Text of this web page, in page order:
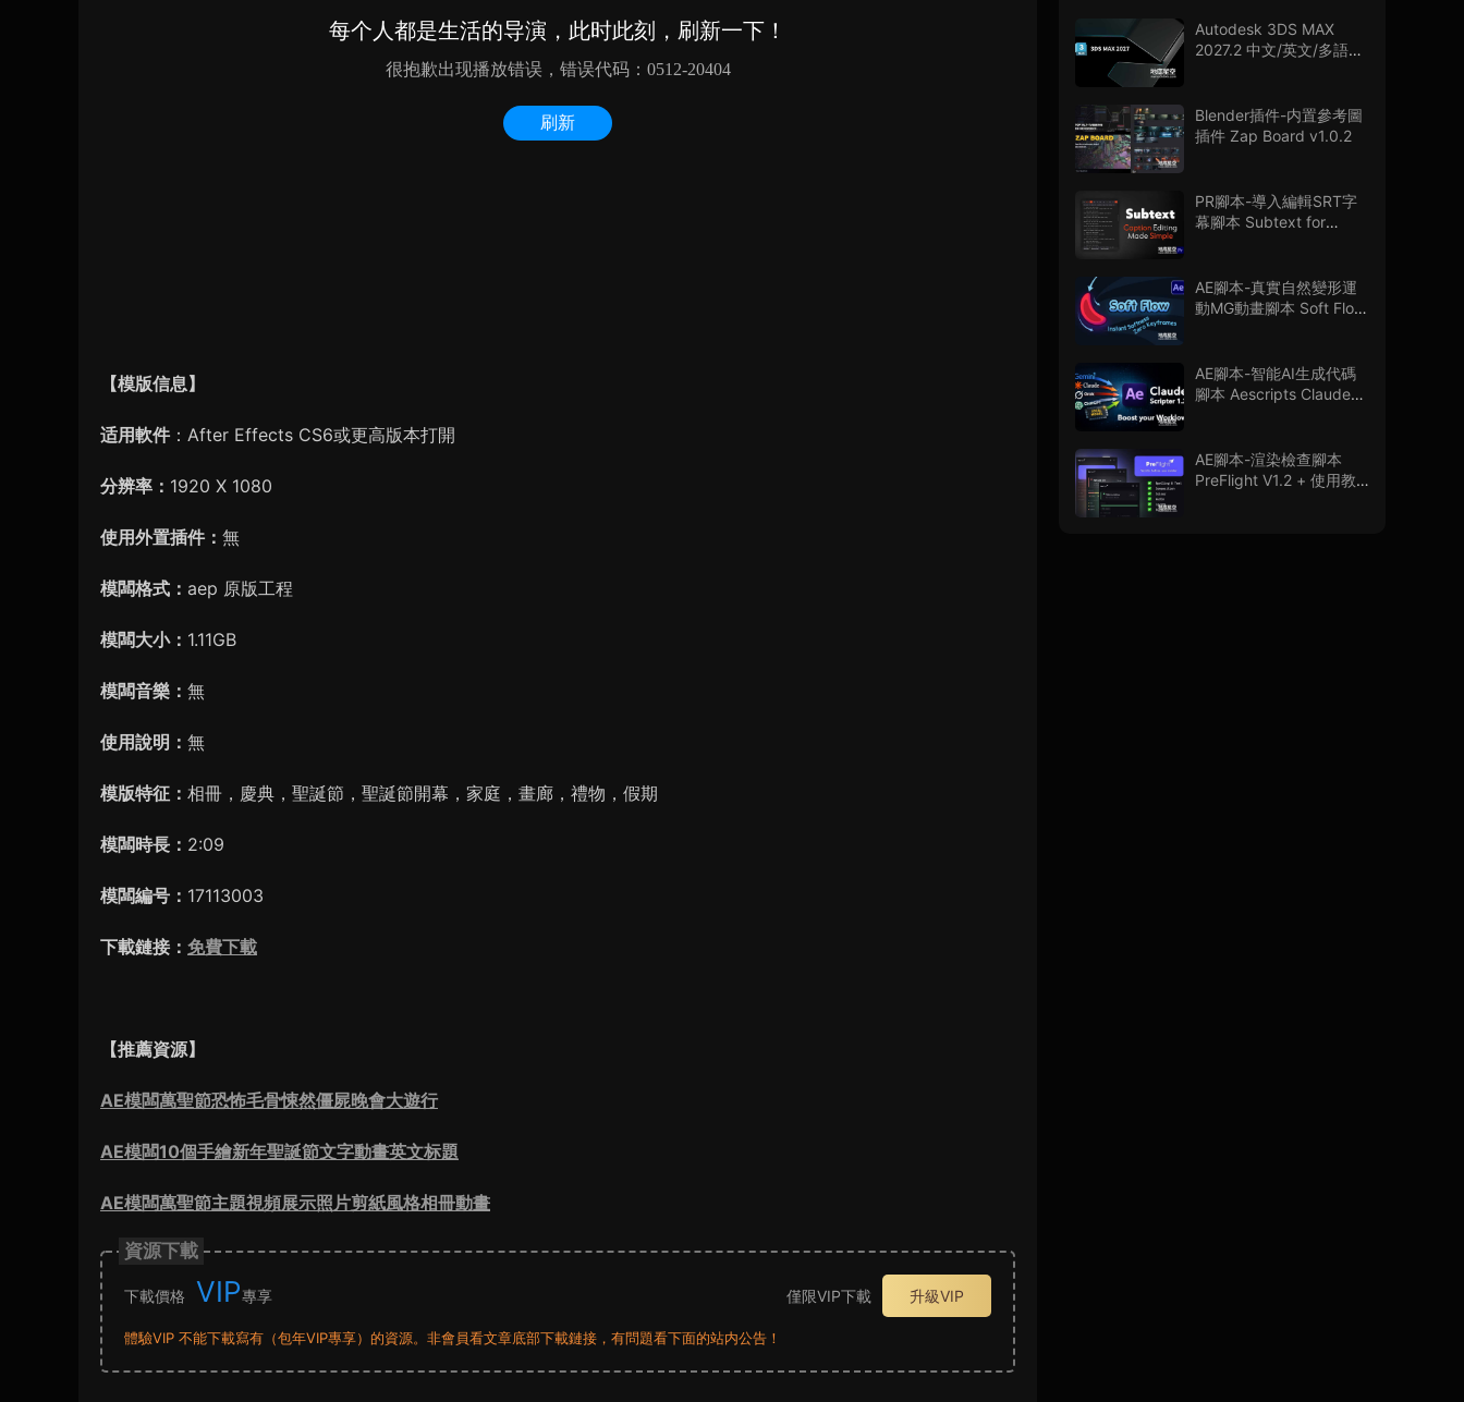
【模版信息】
适用軟件：After Effects CS6或更高版本打開
分辨率： 1920 X 1080
使用外置插件： 無
模闆格式： aep 原版工程
模闆大小： 1.11GB
模闆音樂： 無
使用說明： 無
模版特征： 相冊，慶典，聖誕節，聖誕節開幕，家庭，畫廊，禮物，假期
模闆時長： 2:09
模闆編号： 17113003
下載鏈接： 免費下載
【推薦資源】
AE模闆萬聖節恐怖毛骨悚然僵屍晚會大遊行
AE模闆10個手繪新年聖誕節文字動畫英文标題
AE模闆萬聖節主題視頻展示照片剪紙風格相冊動畫
資源下載
下載價格 VIP專享 僅限VIP下載 升級VIP
體驗VIP 不能下載寫有（包年VIP專享）的資源。非會員看文章底部下載鏈接，有問題看下面的站内公告！
Autodesk 3DS MAX
2027.2 中文/英文/多語言
Blender插件-内置參考圖
插件 Zap Board v1.0.2
PR腳本-導入編輯SRT字
幕腳本 Subtext for
AE腳本-真實自然變形運
動MG動畫腳本 Soft Flow
AE腳本-智能AI生成代碼
腳本 Aescripts Claude
AE腳本-渲染檢查腳本
PreFlight V1.2 + 使用教